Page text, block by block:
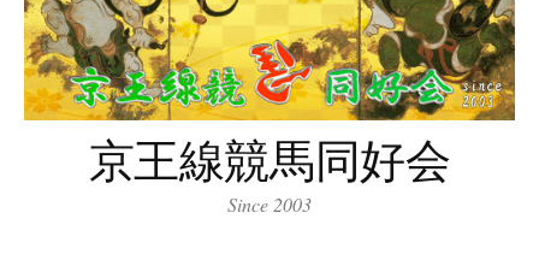
ツ
へ
ス
キ
京王線競馬同好会
Since 2003